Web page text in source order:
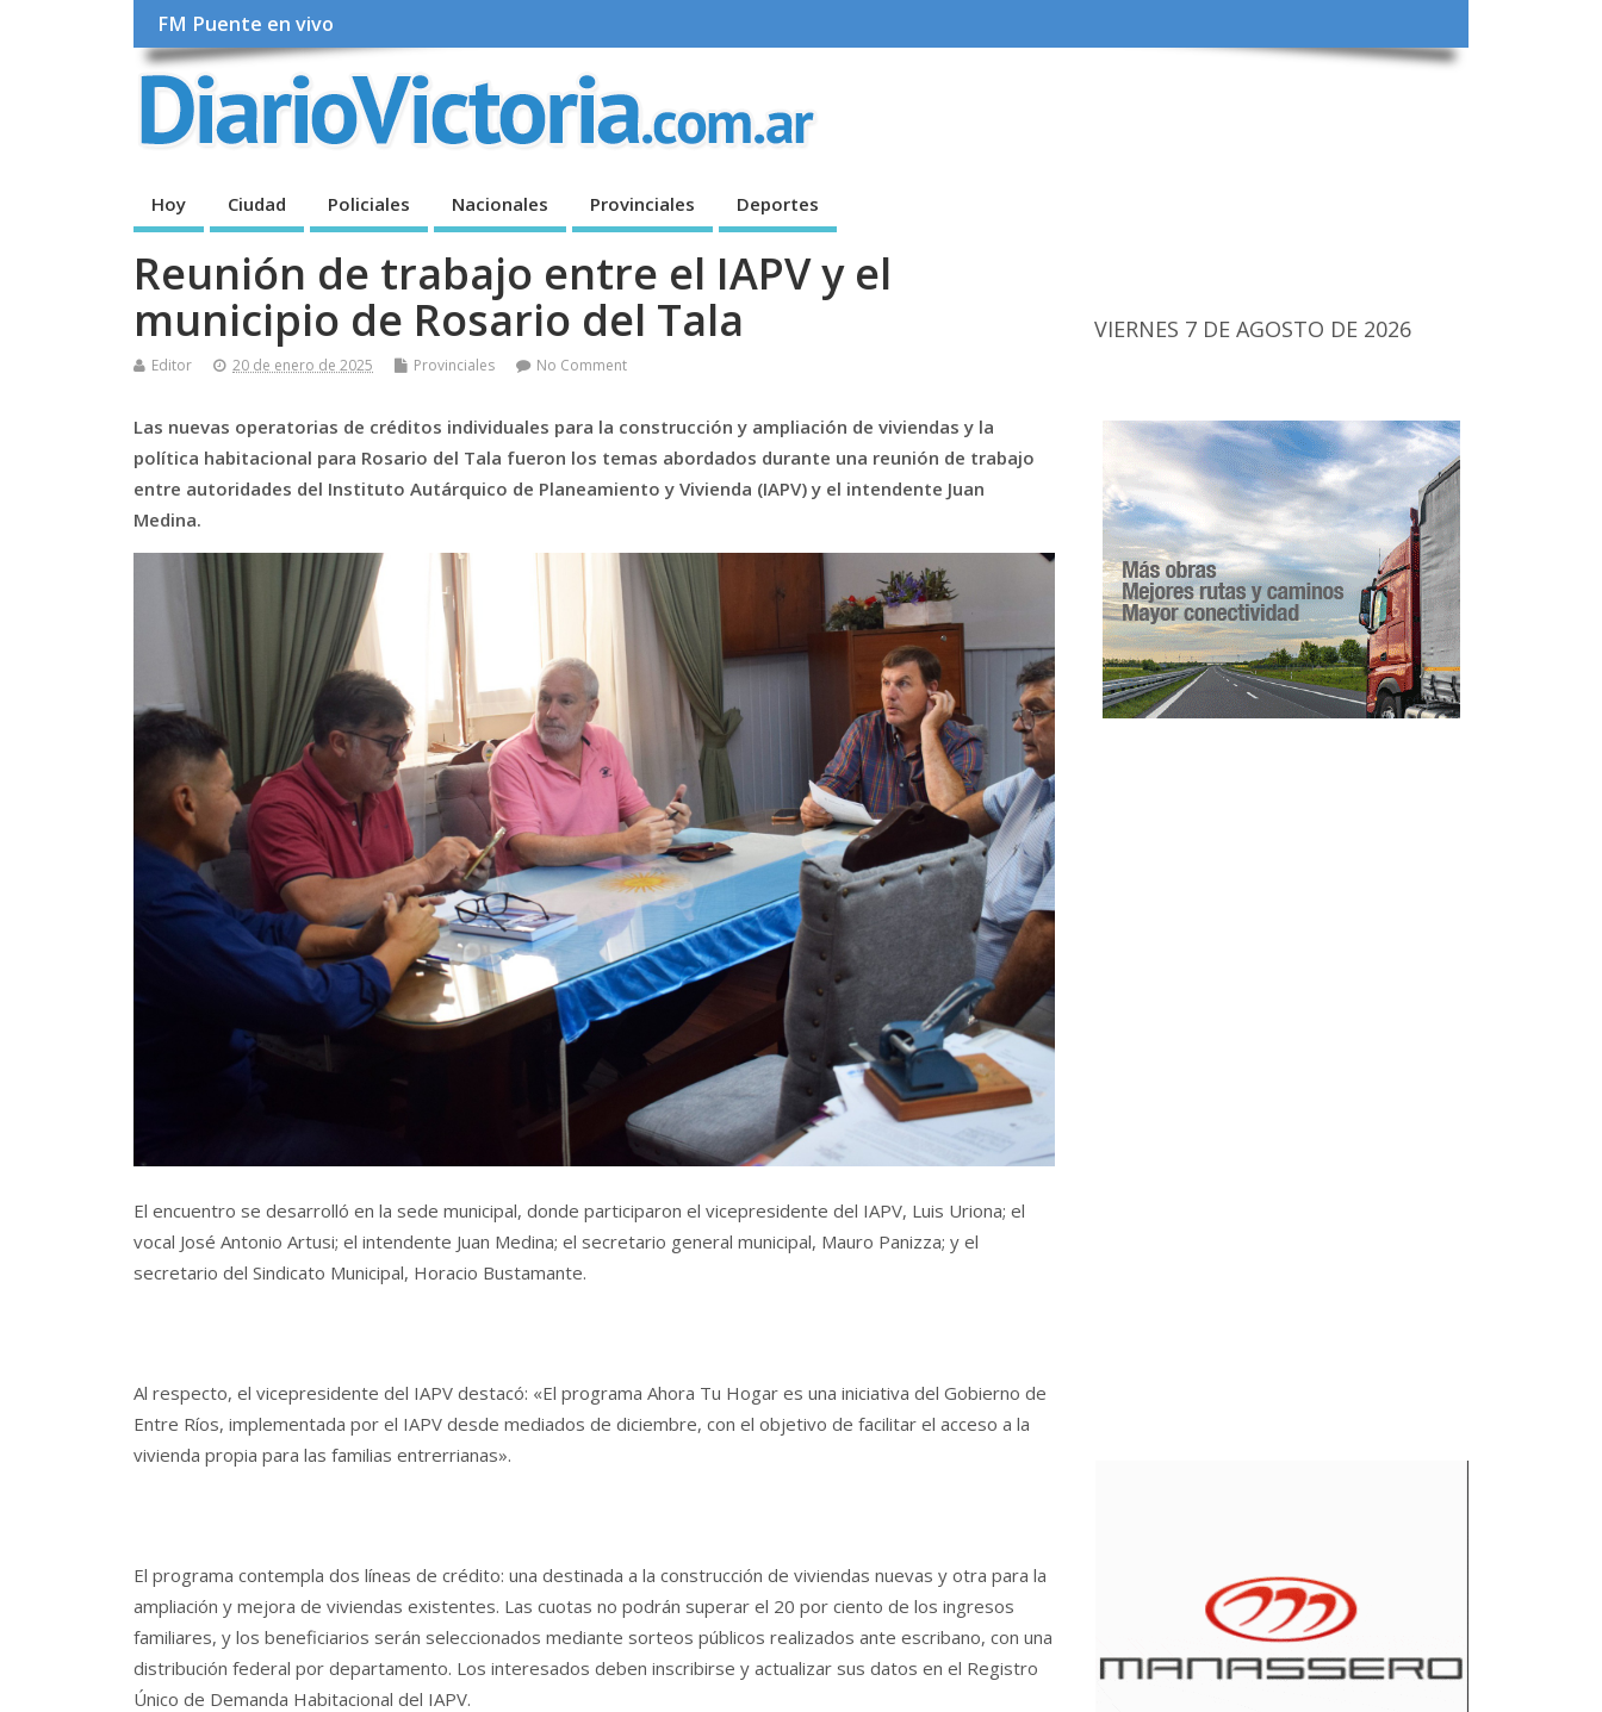
FM Puente en vivo
Hoy Ciudad Policiales Nacionales Provinciales Deportes
Reunión de trabajo entre el IAPV y el
municipio de Rosario del Tala
Editor 20 de enero de 2025 Provinciales No Comment
Las nuevas operatorias de créditos individuales para la construcción y ampliación de viviendas y la
política habitacional para Rosario del Tala fueron los temas abordados durante una reunión de trabajo
entre autoridades del Instituto Autárquico de Planeamiento y Vivienda (IAPV) y el intendente Juan
Medina.
El encuentro se desarrolló en la sede municipal, donde participaron el vicepresidente del IAPV, Luis Uriona; el
vocal José Antonio Artusi; el intendente Juan Medina; el secretario general municipal, Mauro Panizza; y el
secretario del Sindicato Municipal, Horacio Bustamante.
Al respecto, el vicepresidente del IAPV destacó: «El programa Ahora Tu Hogar es una iniciativa del Gobierno de
Entre Ríos, implementada por el IAPV desde mediados de diciembre, con el objetivo de facilitar el acceso a la
vivienda propia para las familias entrerrianas».
El programa contempla dos líneas de crédito: una destinada a la construcción de viviendas nuevas y otra para la
ampliación y mejora de viviendas existentes. Las cuotas no podrán superar el 20 por ciento de los ingresos
familiares, y los beneficiarios serán seleccionados mediante sorteos públicos realizados ante escribano, con una
distribución federal por departamento. Los interesados deben inscribirse y actualizar sus datos en el Registro
Único de Demanda Habitacional del IAPV.
VIERNES 7 DE AGOSTO DE 2026